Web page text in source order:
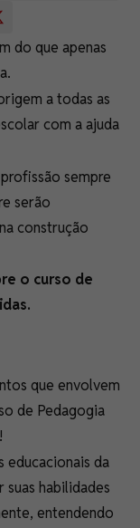
do que apenas
a todas as
com a ajuda
sempre
serão
construção
o curso de
que envolvem
de Pedagogia
educacionais da
habilidades
entendendo